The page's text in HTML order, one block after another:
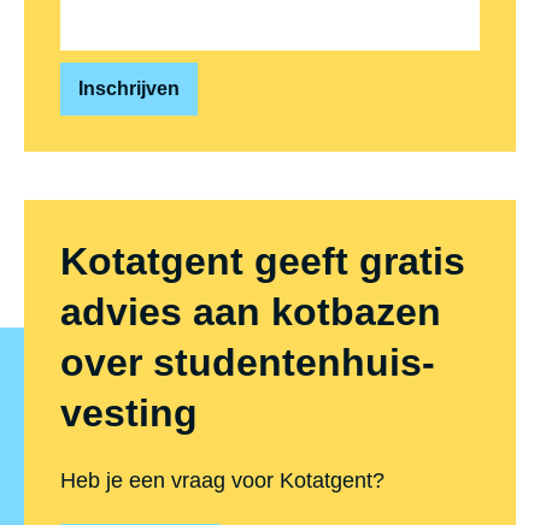
Kotatgent geeft gratis
advies aan kotbazen
over stu­den­ten­huis­
ves­ting
Heb je een vraag voor Kotatgent?